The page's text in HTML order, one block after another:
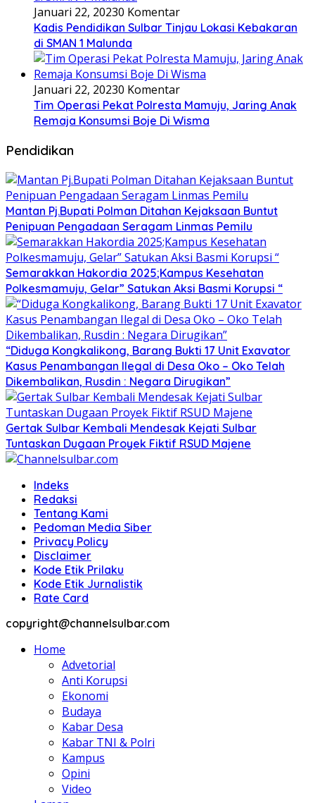
Januari 22, 20230 Komentar
Kadis Pendidikan Sulbar Tinjau Lokasi Kebakaran
di SMAN 1 Malunda
Januari 22, 20230 Komentar
Tim Operasi Pekat Polresta Mamuju, Jaring Anak
Remaja Konsumsi Boje Di Wisma
Pendidikan
Mantan Pj.Bupati Polman Ditahan Kejaksaan Buntut
Penipuan Pengadaan Seragam Linmas Pemilu
Semarakkan Hakordia 2025;Kampus Kesehatan
Polkesmamuju, Gelar” Satukan Aksi Basmi Korupsi “
“Diduga Kongkalikong, Barang Bukti 17 Unit Exavator
Kasus Penambangan Ilegal di Desa Oko – Oko Telah
Dikembalikan, Rusdin : Negara Dirugikan”
Gertak Sulbar Kembali Mendesak Kejati Sulbar
Tuntaskan Dugaan Proyek Fiktif RSUD Majene
Indeks
Redaksi
Tentang Kami
Pedoman Media Siber
Privacy Policy
Disclaimer
Kode Etik Prilaku
Kode Etik Jurnalistik
Rate Card
copyright@channelsulbar.com
Home
Advetorial
Anti Korupsi
Ekonomi
Budaya
Kabar Desa
Kabar TNI & Polri
Kampus
Opini
Video